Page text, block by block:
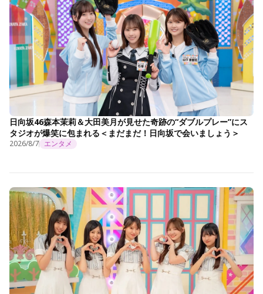
日向坂46森本茉莉＆大田美月が見せた奇跡の“ダブルプレー”にス
タジオが爆笑に包まれる＜まだまだ！日向坂で会いましょう＞
2026/8/7 エンタメ